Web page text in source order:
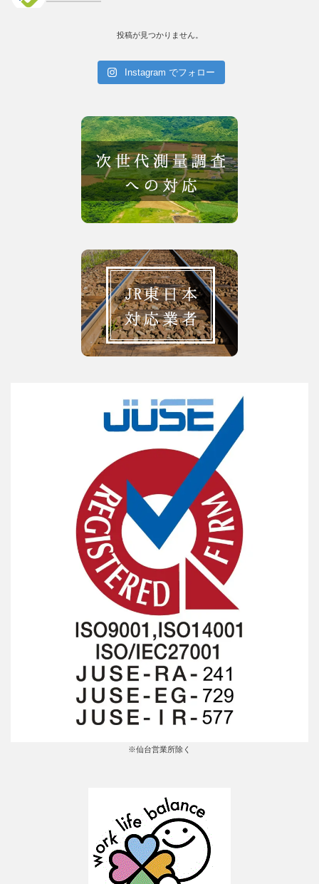
投稿が見つかりません。
Instagram でフォロー
※仙台営業所除く